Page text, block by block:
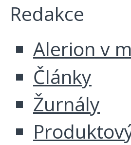
Redakce
Alerion v
Články
Žurnály